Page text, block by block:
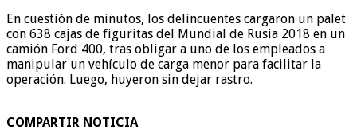
En cuestión de minutos, los delincuentes cargaron un palet
con 638 cajas de figuritas del Mundial de Rusia 2018 en un
camión Ford 400, tras obligar a uno de los empleados a
manipular un vehículo de carga menor para facilitar la
operación. Luego, huyeron sin dejar rastro.
COMPARTIR NOTICIA